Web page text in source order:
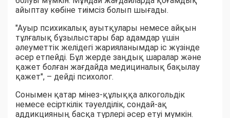
айыптау көбіне тиімсіз болып шығады.
"Ауыр психикалық ауытқулары немесе айқын
тұлғалық бұзылыстары бар адамдар үшін
әлеуметтік желідегі жарияланымдар іс жүзінде
әсер етпейді. Бұл жерде заңдық шаралар және
қажет болған жағдайда медициналық бақылау
қажет", – дейді психолог.
Сонымен қатар мінез-құлыққа алкогольдік
немесе есірткілік тәуелділік, сондай-ақ
аддикцияның басқа түрлері әсер етуі мүмкін.